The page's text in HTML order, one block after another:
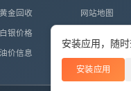
安装应用，随
安装应用
黄金回收
白银价格
油价信息
网站地图